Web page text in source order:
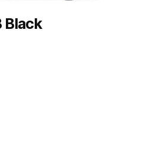
Black